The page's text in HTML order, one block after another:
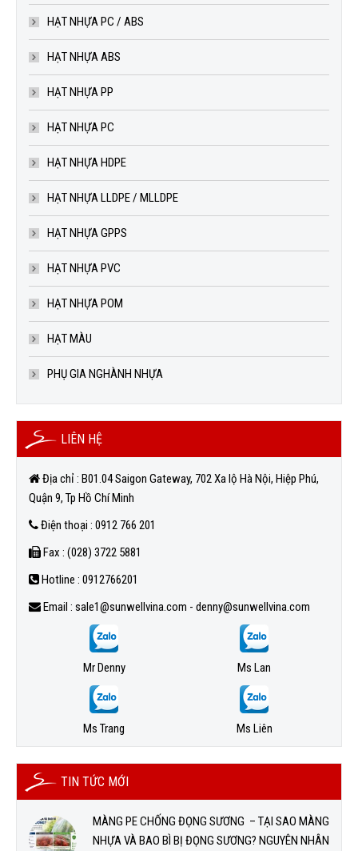
HẠT NHỰA PC / ABS
HẠT NHỰA ABS
HẠT NHỰA PP
HẠT NHỰA PC
HẠT NHỰA HDPE
HẠT NHỰA LLDPE / MLLDPE
HẠT NHỰA GPPS
HẠT NHỰA PVC
HẠT NHỰA POM
HẠT MÀU
PHỤ GIA NGHÀNH NHỰA
LIÊN HỆ
Địa chỉ : B01.04 Saigon Gateway, 702 Xa lộ Hà Nội, Hiệp Phú,
Quận 9, Tp Hồ Chí Minh
Điện thoại : 0912 766 201
Fax : (028) 3722 5881
Hotline : 0912766201
Email : sale1@sunwellvina.com - denny@sunwellvina.com
Mr Denny Ms Lan
Ms Trang Ms Liên
TIN TỨC MỚI
MÀNG PE CHỐNG ĐỌNG SƯƠNG – TẠI SAO MÀNG
NHỰA VÀ BAO BÌ BỊ ĐỌNG SƯƠNG? NGUYÊN NHÂN